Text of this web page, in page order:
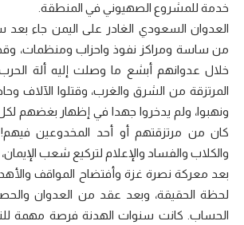
خدمة للمشروع الصهيوني في المنطقة.
العدوان السعودي الغادر على اليمن جاء
من ساسة ومراكز نفوذ واحزاب ومنظمات،
خلال عدوانهم أبشع ما وصلت إليه ألة الحرب
المرتزقة من الشرق والغرب، وقتلوا الآلاف
ونهبوا، ولم يدخروا جهدا في إظهار بغضهم
كان من مرتزقتهم أو أحد المخدوعين فيهم!
والكلاب والفساد والإعلام لتركيع شعب
بعد معركة نصرة غزة وأفتضاح المواقف
لحظة الحقيقة، وبعد عقد من العدوان
الحساب. كانت سنوات الهدنة فرصة مهمة